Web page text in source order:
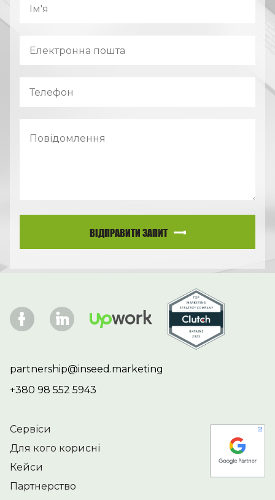
ВІДПРАВИТИ ЗАПИТ
partnership@inseed.marketing
+380 98 552 5943
Сервіси
Для кого корисні
Кейси
Партнерство